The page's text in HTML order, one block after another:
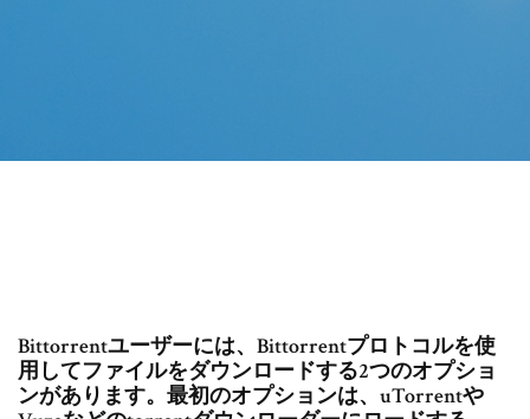
Bittorrentユーザーには、Bittorrentプロトコルを使
用してファイルをダウンロードする2つのオプショ
ンがあります。最初のオプションは、uTorrentや